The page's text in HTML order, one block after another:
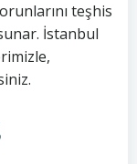
teşhis
İstanbul